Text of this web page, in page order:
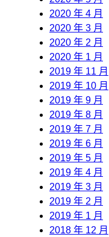
2020 年 4 月
2020 年 3 月
2020 年 2 月
2020 年 1 月
2019 年 11 月
2019 年 10 月
2019 年 9 月
2019 年 8 月
2019 年 7 月
2019 年 6 月
2019 年 5 月
2019 年 4 月
2019 年 3 月
2019 年 2 月
2019 年 1 月
2018 年 12 月